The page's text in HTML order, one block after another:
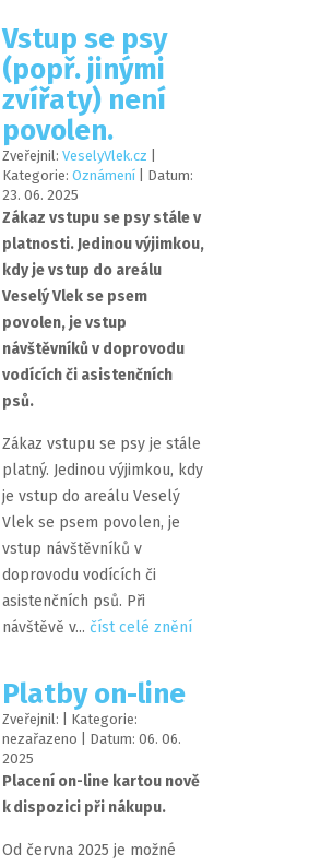
Vstup se psy
(popř. jinými
zvířaty) není
povolen.
Zveřejnil: VeselyVlek.cz
Kategorie: Oznámení| Datum:
23. 06. 2025
Zákaz vstupu se psy stále v
platnosti. Jedinou výjimkou,
kdy je vstup do areálu
Veselý Vlek se psem
povolen, je vstup
návštěvníků v doprovodu
vodících či asistenčních
psů.
Zákaz vstupu se psy je stále
platný. Jedinou výjimkou, kdy
je vstup do areálu Veselý
Vlek se psem povolen, je
vstup návštěvníků v
doprovodu vodících či
asistenčních psů. Při
návštěvě v... číst celé znění
Platby on-line
Zveřejnil:
| Kategorie:
nezařazeno | Datum: 06. 06.
2025
Placení on-line kartou nově
k dispozici při nákupu.
Od června 2025 je možné